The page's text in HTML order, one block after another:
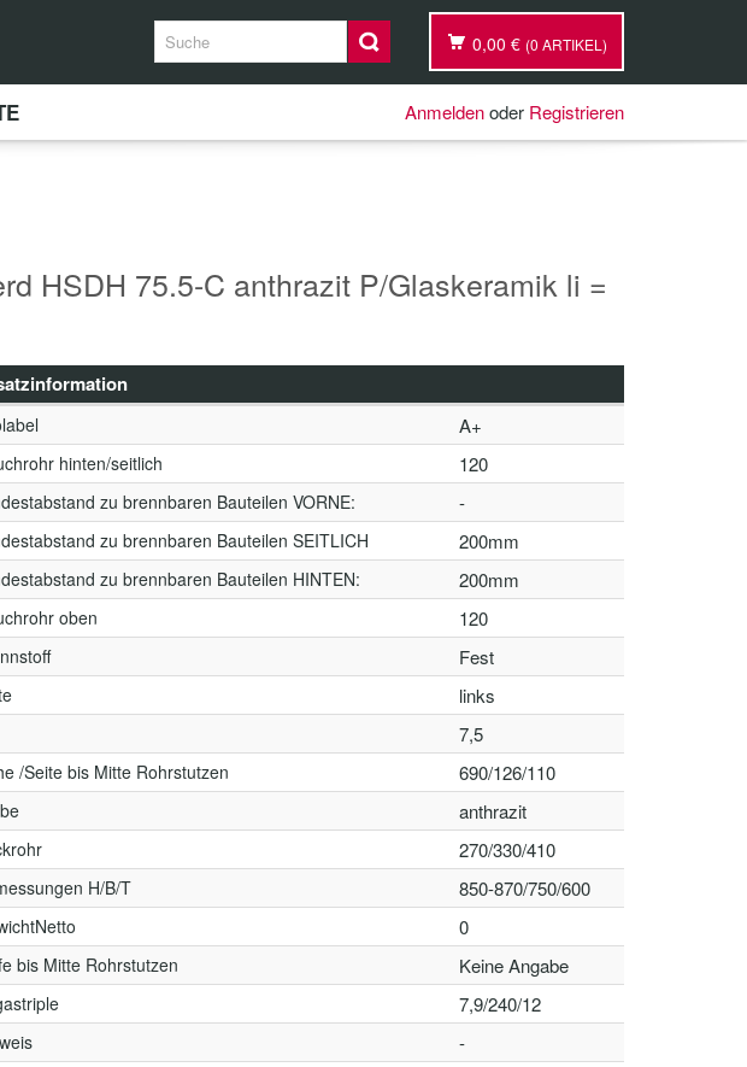
0,00 € (0 ARTIKEL)
Anmeldenoder Registrieren
HSDH 75.5-C anthrazit P/Glaskeramik li =
A+
hinten/seitlich 120
zu brennbaren Bauteilen VORNE: -
zu brennbaren Bauteilen SEITLICH 200mm
zu brennbaren Bauteilen HINTEN: 200mm
oben 120
Fest
links
7,5
/Seite bis Mitte Rohrstutzen 690/126/110
anthrazit
270/330/410
H/B/T 850-870/750/600
0
bis Mitte Rohrstutzen Keine Angabe
7,9/240/12
-